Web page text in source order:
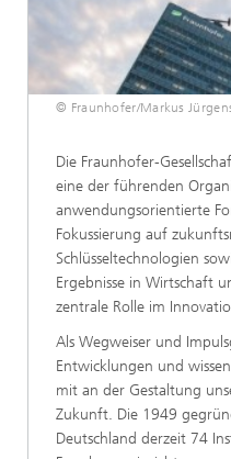
© Fraunhofer/Markus
Die Fraunhofer-
eine der führenden
anwendungsorientierte
Fokussierung auf
Schlüsseltechnologien
Ergebnisse in Wirtschaft
zentrale Rolle im
Als Wegweiser und
Entwicklungen und
mit an der Gestaltung
Zukunft. Die 1949
Deutschland derzeit 74